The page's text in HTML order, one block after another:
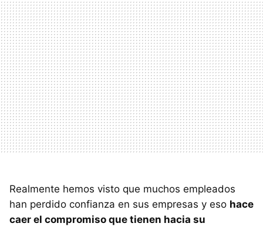
Realmente hemos visto que muchos empleados
han perdido confianza en sus empresas y eso hace
caer el compromiso que tienen hacia su